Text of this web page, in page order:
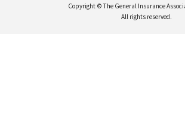
Copyright © The General Insurance
All rights reserved.